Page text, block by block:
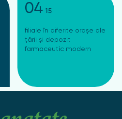
04 15
filiale în diferite orașe ale
țării și depozit
farmaceutic modern